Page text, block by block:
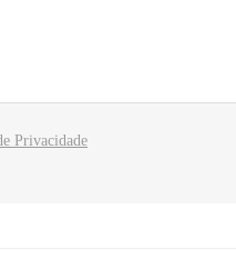
Privacidade